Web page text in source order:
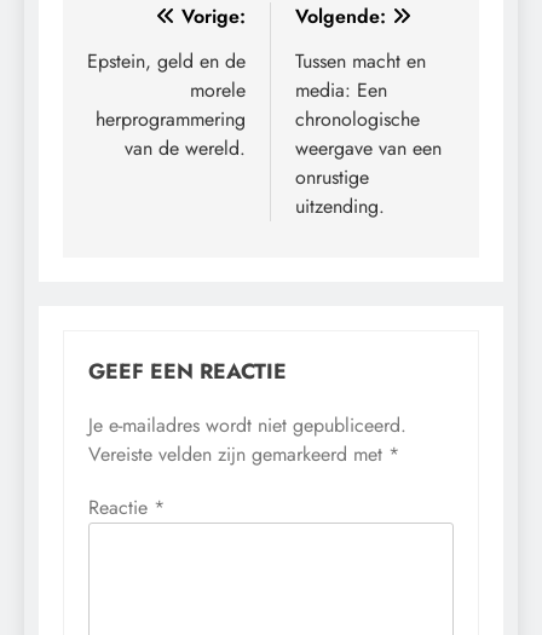
Bericht
navigatie
Vorige:
Epstein, geld en de
morele
herprogrammering
van de wereld.
Volgende:
Tussen macht en
media: Een
chronologische
weergave van een
onrustige
uitzending.
GEEF EEN REACTIE
Je e-mailadres wordt niet gepubliceerd.
Vereiste velden zijn gemarkeerd met *
Reactie *